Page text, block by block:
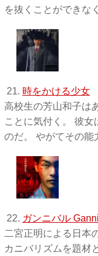
を抜くことができな
21. 時をかける少女
高校生の芳山和子は
ことに気付く。 彼女
のだ。 やがてその能
22. ガンニバル
二宮正明による日本
カニバリズムを題材